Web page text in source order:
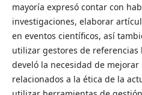
mayoría expresó contar con
investigaciones, elaborar
en eventos científicos, así
utilizar gestores de referencias
develó la necesidad de
relacionados a la ética de la